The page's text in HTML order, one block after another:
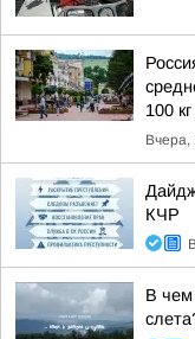
100
Вчера,
КЧР
В чем